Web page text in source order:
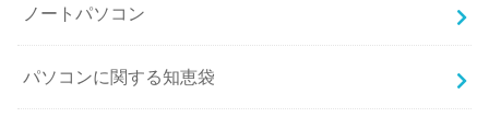
ノートパソコン
パソコンに関する知恵袋